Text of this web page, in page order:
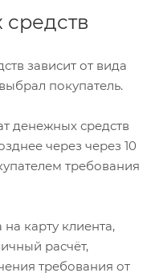
зависит от вида
покупатель.
денежных средств
через через 10
требования
карту клиента,
расчёт,
требования от